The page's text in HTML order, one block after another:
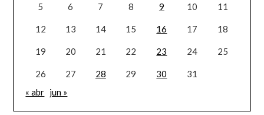
5 6 7 8 9 10 11
12 13 14 15 16 17 18
19 20 21 22 23 24 25
26 27 28 29 30
31
« abr jun »